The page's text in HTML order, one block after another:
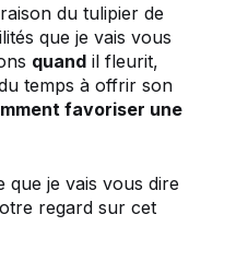
du tulipier de
que je vais vous
quand il fleurit,
temps à offrir son
favoriser une
je vais vous dire
regard sur cet